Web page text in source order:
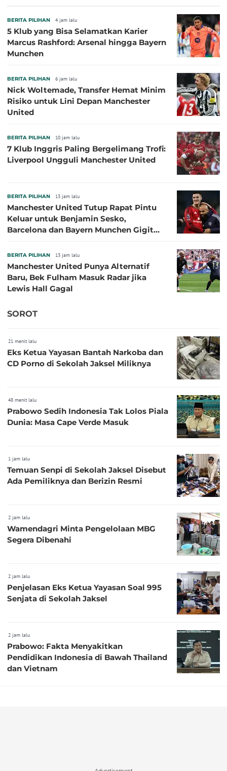
BERITA PILIHAN 4 jam lalu
5 Klub yang Bisa Selamatkan Karier
Marcus Rashford: Arsenal hingga Bayern
Munchen
BERITA PILIHAN 6 jam lalu
Nick Woltemade, Transfer Hemat Minim
Risiko untuk Lini Depan Manchester
United
BERITA PILIHAN 10 jam lalu
7 Klub Inggris Paling Bergelimang Trofi:
Liverpool Ungguli Manchester United
BERITA PILIHAN 13 jam lalu
Manchester United Tutup Rapat Pintu
Keluar untuk Benjamin Sesko,
Barcelona dan Bayern Munchen Gigit
BERITA PILIHAN 13 jam lalu
Manchester United Punya Alternatif
Baru, Bek Fulham Masuk Radar jika
Lewis Hall Gagal
SOROT
21 menit lalu
Eks Ketua Yayasan Bantah Narkoba dan
CD Porno di Sekolah Jaksel Miliknya
48 menit lalu
Prabowo Sedih Indonesia Tak Lolos Piala
Dunia: Masa Cape Verde Masuk
1 jam lalu
Temuan Senpi di Sekolah Jaksel Disebut
Ada Pemiliknya dan Berizin Resmi
2 jam lalu
Wamendagri Minta Pengelolaan MBG
Segera Dibenahi
2 jam lalu
Penjelasan Eks Ketua Yayasan Soal 995
Senjata di Sekolah Jaksel
2 jam lalu
Prabowo: Fakta Menyakitkan
Pendidikan Indonesia di Bawah Thailand
dan Vietnam